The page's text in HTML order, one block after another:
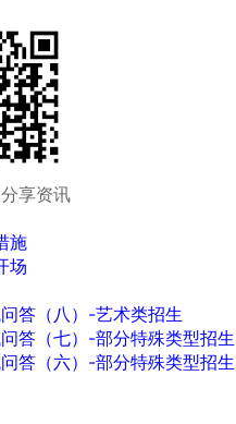
享资讯
施
场
答（八）-艺术类招生
答（七）-部分特殊类型招生
答（六）-部分特殊类型招生